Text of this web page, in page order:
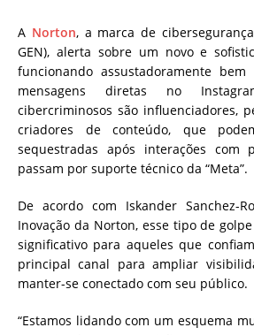
A Norton, a marca de
GEN), alerta sobre um novo e
funcionando assustadoramente
mensagens diretas no
cibercriminosos são influenciadores,
criadores de conteúdo, que
sequestradas após interações com
passam por suporte técnico da “Meta”.
De acordo com Iskander Sanchez-
Inovação da Norton, esse tipo de
significativo para aqueles que
principal canal para ampliar
manter-se conectado com seu público.
“Estamos lidando com um esquema